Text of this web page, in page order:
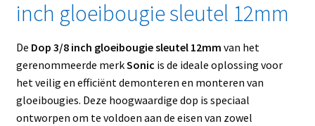
inch gloeibougie sleutel 12mm
De Dop 3/8 inch gloeibougie sleutel 12mm van het
gerenommeerde merkSonic is de ideale oplossing voor
het veilig en efficiënt demonteren en monteren van
gloeibougies. Deze hoogwaardige dop is speciaal
ontworpen om te voldoen aan de eisen van zowel